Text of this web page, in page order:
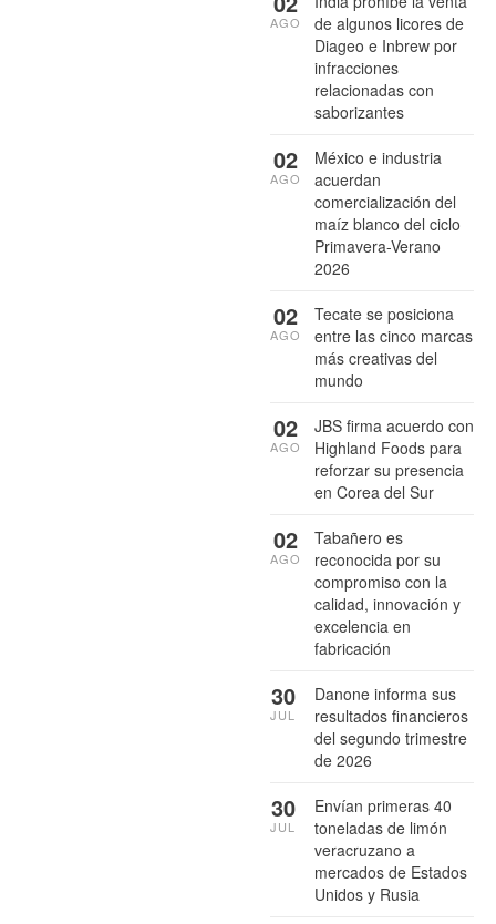
de algunos licores de
Diageo e Inbrew por
infracciones
relacionadas con
saborizantes
AGO
México e industria
acuerdan
comercialización del
maíz blanco del ciclo
Primavera-Verano
2026
02
AGO
Tecate se posiciona
entre las cinco marcas
más creativas del
mundo
02
AGO
JBS firma acuerdo con
Highland Foods para
reforzar su presencia
en Corea del Sur
02
AGO
Tabañero es
reconocida por su
compromiso con la
calidad, innovación y
excelencia en
fabricación
02
AGO
Danone informa sus
resultados financieros
del segundo trimestre
de 2026
30
JUL
Envían primeras 40
toneladas de limón
veracruzano a
mercados de Estados
Unidos y Rusia
30
JUL